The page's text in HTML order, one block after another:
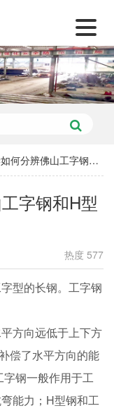
分辨佛山工字钢和H型钢
字钢和H型
热度 577
型的长钢。工字钢
方向远低于上下方
偿了水平方向的能
钢一般作用于工
能力；H型钢和工